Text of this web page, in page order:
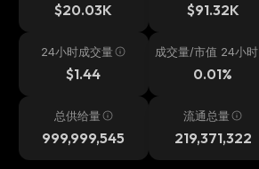
$20.03K $91.32K
24小时成交量
$1.44
成交量/市值 24小时
0.01%
总供给量
999,999,545
流通总量
219,371,322